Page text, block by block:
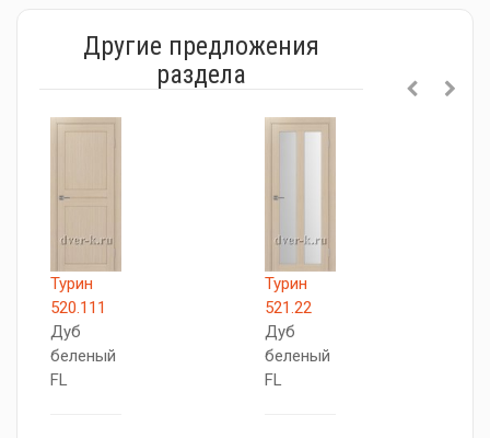
Другие предложения
раздела
Турин
520.111
Дуб
беленый
FL
Турин
521.22
Дуб
беленый
FL